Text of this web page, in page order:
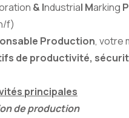
& Industrial Marking
f)
Production, votre
de productivité,
principales
de production